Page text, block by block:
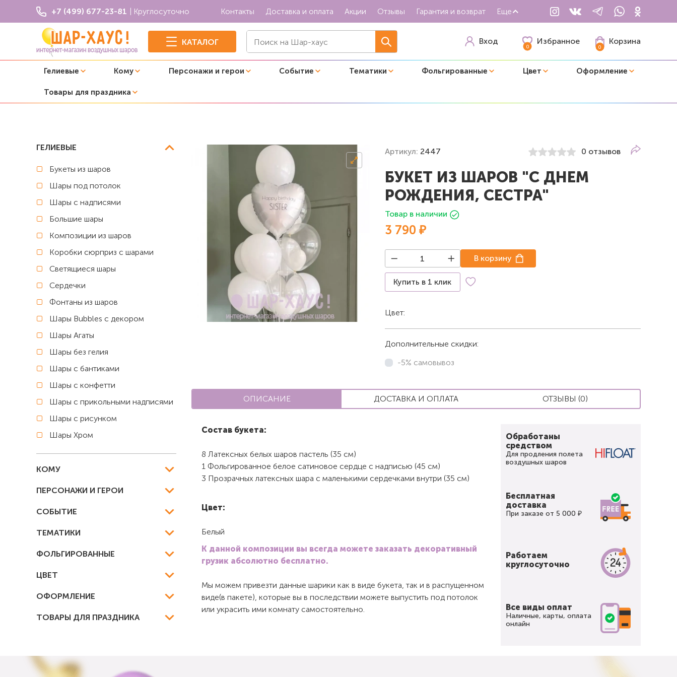
+7 (499) 677-23-81 | Круглосуточно Контакты Доставка и оплата Акции Отзывы Гарантия и возврат Еще
КАТАЛОГ Вход
0
Избранное
0
Корзина
Гелиевые Кому Персонажи и герои Событие Тематики Фольгированные Цвет Оформление
Товары для праздника
Белые Букет из шаров "С днем рождения, сестра"
ГЕЛИЕВЫЕ
Букеты из шаров
Шары под потолок
Шары с надписями
Большие шары
Композиции из шаров
Коробки сюрприз с шарами
Светящиеся шары
Сердечки
Фонтаны из шаров
Шары Bubbles с декором
Шары Агаты
Шары без гелия
Шары с бантиками
Шары с конфетти
Шары с прикольными надписями
Шары с рисунком
Шары Хром
КОМУ
ПЕРСОНАЖИ И ГЕРОИ
СОБЫТИЕ
ТЕМАТИКИ
ФОЛЬГИРОВАННЫЕ
ЦВЕТ
ОФОРМЛЕНИЕ
ТОВАРЫ ДЛЯ ПРАЗДНИКА
Артикул: 2447 0 отзывов
БУКЕТ ИЗ ШАРОВ "С ДНЕМ
РОЖДЕНИЯ, СЕСТРА"
Товар в наличии
3 790 ₽
Купить в 1 клик
В корзину
Цвет:
Дополнительные скидки:
-5% самовывоз
ОПИСАНИЕ ДОСТАВКА И ОПЛАТА ОТЗЫВЫ (0)
Состав букета:
8 Латексных белых шаров пастель (35 см)
1 Фольгированное белое сатиновое сердце с надписью (45 см)
3 Прозрачных латексных шара с маленькими сердечками внутри (35 см)
Цвет:
Белый
К данной композиции вы всегда можете заказать декоративный
грузик абсолютно бесплатно.
Мы можем привезти данные шарики как в виде букета, так и в распущенном
виде(в пакете), которые вы в последствии можете выпустить под потолок
или украсить ими комнату самостоятельно.
Обработаны
средством
Для продления полета
воздушных шаров
Бесплатная
доставка
При заказе от 5 000 ₽
Работаем
круглосуточно
Все виды оплат
Наличные, карты, оплата
онлайн